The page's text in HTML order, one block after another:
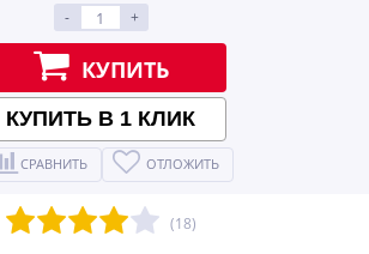
-
+
КУПИТЬ
КУПИТЬ В 1 КЛИК
СРАВНИТЬ ОТЛОЖИТЬ
(18)